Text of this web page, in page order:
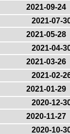
2021-09-24
2021-07-
2021-05-28
2021-04-
2021-03-26
2021-02-
2021-01-29
2020-12-
2020-11-27
2020-10-